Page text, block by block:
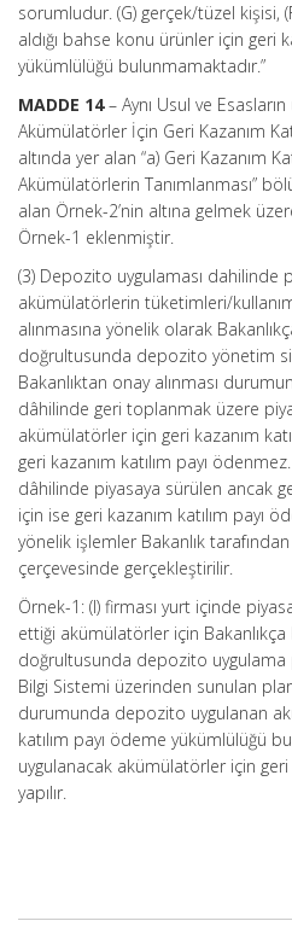
sorumludur. (G) gerçek/tüzel kişisi,
aldığı bahse konu ürünler için geri
yükümlülüğü bulunmamaktadır.”
MADDE 14– Aynı Usul ve
Akümülatörler İçin Geri Kazanım
altında yer alan “a) Geri Kazanım
Akümülatörlerin Tanımlanması”
alan Örnek-2’nin altına gelmek
Örnek-1 eklenmiştir.
(3) Depozito uygulaması dahilinde
akümülatörlerin tüketimleri/
alınmasına yönelik olarak
doğrultusunda depozito yönetim
Bakanlıktan onay alınması
dâhilinde geri toplanmak üzere
akümülatörler için geri kazanım
geri kazanım katılım payı
dâhilinde piyasaya sürülen ancak
için ise geri kazanım katılım payı
yönelik işlemler Bakanlık
çerçevesinde gerçekleştirilir.
Örnek-1: (I) firması yurt içinde
ettiği akümülatörler için
doğrultusunda depozito uygulama
Bilgi Sistemi üzerinden sunulan
durumunda depozito uygulanan
katılım payı ödeme yükümlülüğü
uygulanacak akümülatörler için geri
yapılır.